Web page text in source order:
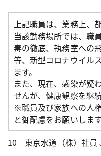
上記職員は、業務上、
当該勤務場所では、職
毒の徹底、執務室への
等、新型コロナウイル
ます。
また、現在、感染が疑
せんが、健康観察を継続
※職員及び家族への人
と御配慮をお願いします
10 東京水道（株）社員